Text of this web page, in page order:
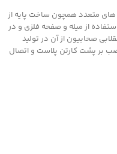
متعدد همچون ساخت پایه از
از میله و صفحه فلزی و در
صحابیون از آن در تولید
بر پشت کارتن پلاست و اتصال